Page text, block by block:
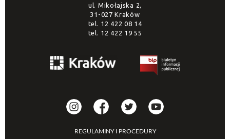
ul. Mikołajska 2,
31-027 Kraków
tel. 12 422 08 14
tel. 12 422 19 55
REGULAMINY I PROCEDURY